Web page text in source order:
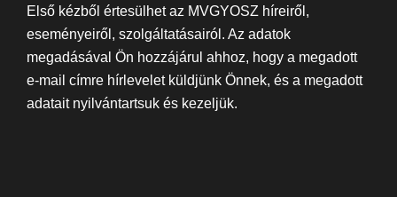
Első kézből értesülhet az MVGYOSZ híreiről,
eseményeiről, szolgáltatásairól. Az adatok
megadásával Ön hozzájárul ahhoz, hogy a megadott
e-mail címre hírlevelet küldjünk Önnek, és a megadott
adatait nyilvántartsuk és kezeljük.